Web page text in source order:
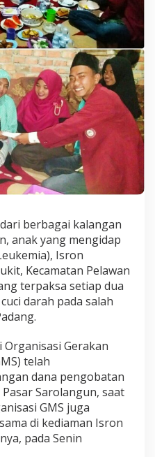
G
M
S
B
a
n
t
u
e
n
g
o
b
a
t
n
I
s
r
o
n
berbagai kalangan
anak yang mengidap
Isron
Kecamatan Pelawan
terpaksa setiap dua
darah pada salah
Gerakan
telah
dana pengobatan
Sarolangun, saat
GMS juga
di kediaman Isron
pada Senin